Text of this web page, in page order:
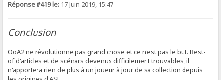
Réponse #419 le: 17 Juin 2019, 15:47
Conclusion
OoA2 ne révolutionne pas grand chose et ce n'est pas le but. Best-
of d'articles et de scénars devenus difficilement trouvables, il
n'apportera rien de plus à un joueur à jour de sa collection depuis